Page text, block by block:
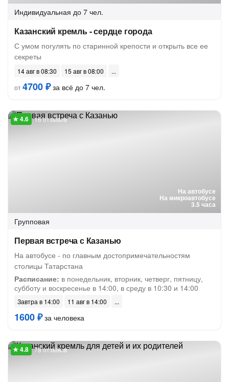
Индивидуальная до 7 чел.
Казанский кремль - сердце города
С умом погулять по старинной крепости и открыть все ее
секреты
14 авг в 08:30
15 авг в 08:00
от4700 ₽за всё до 7 чел.
На автобусе
На микроавтобусе
3.5 часа
16 отзывов
Групповая
Первая встреча с Казанью
На автобусе - по главным достопримечательностям
столицы Татарстана
Расписание: в понедельник, вторник, четверг, пятницу,
субботу и воскресенье в 14:00, в среду в 10:30 и 14:00
Завтра в 14:00 11 авг в 14:00
1600 ₽за человека
78 отзывов